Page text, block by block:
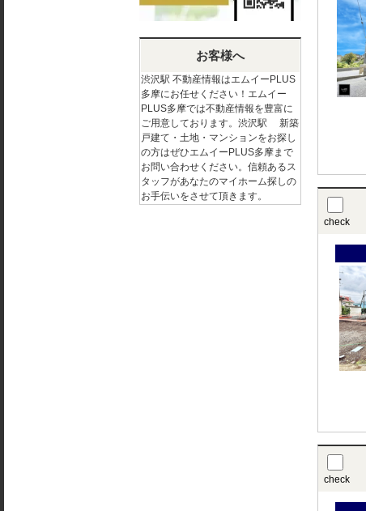
check
check
お客様へ
渋沢駅 不動産情報はエムイーPLUS
多摩にお任せください！エムイー
PLUS多摩では不動産情報を豊富に
ご用意しております。渋沢駅 新築
戸建て・土地・マンションをお探し
の方はぜひエムイーPLUS多摩まで
お問い合わせください。信頼あるス
タッフがあなたのマイホーム探しの
お手伝いをさせて頂きます。